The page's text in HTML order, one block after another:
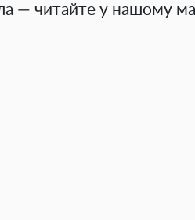
— читайте у нашому